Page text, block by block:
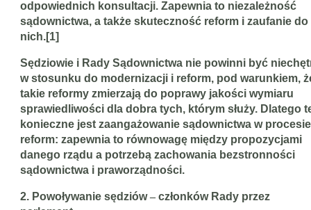
odpowiednich konsultacji. Zapewnia to niezależność
sądownictwa, a także skuteczność reform i zaufanie do
nich.[1]
Sędziowie i Rady Sądownictwa nie powinni być
w stosunku do modernizacji i reform, pod warunkiem,
takie reformy zmierzają do poprawy jakości wymiaru
sprawiedliwości dla dobra tych, którym służy. Dlatego
konieczne jest zaangażowanie sądownictwa w procesie
reform: zapewnia to równowagę między propozycjami
danego rządu a potrzebą zachowania bezstronności
sądownictwa i praworządności.
2. Powoływanie sędziów– członków Rady przez